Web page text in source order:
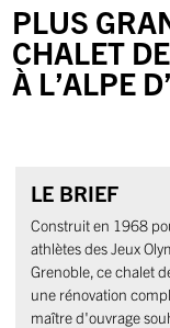
PLUS
CHALET
À L’ALPE
LE BRIEF
Construit en 1968
athlètes des Jeux
Grenoble, ce chalet
une rénovation
maître d'ouvrage